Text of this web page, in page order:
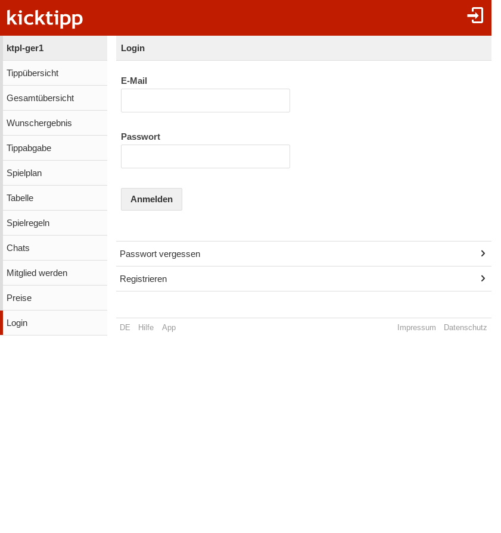
ktpl-ger1
Tippübersicht
Gesamtübersicht
Wunschergebnis
Tippabgabe
Spielplan
Tabelle
Spielregeln
Chats
Mitglied werden
Preise
Login
Login
E-Mail
Passwort
Anmelden
Passwort vergessen
Registrieren
DE Hilfe App Impressum Datenschutz